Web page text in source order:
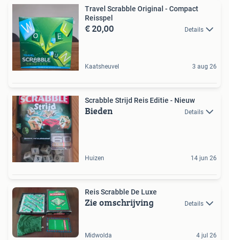
Travel Scrabble Original - Compact
Reisspel
€ 20,00 Details
Kaatsheuvel 3 aug 26
Scrabble Strijd Reis Editie - Nieuw
Bieden Details
Huizen 14 jun 26
Reis Scrabble De Luxe
Zie omschrijving Details
Midwolda 4 jul 26